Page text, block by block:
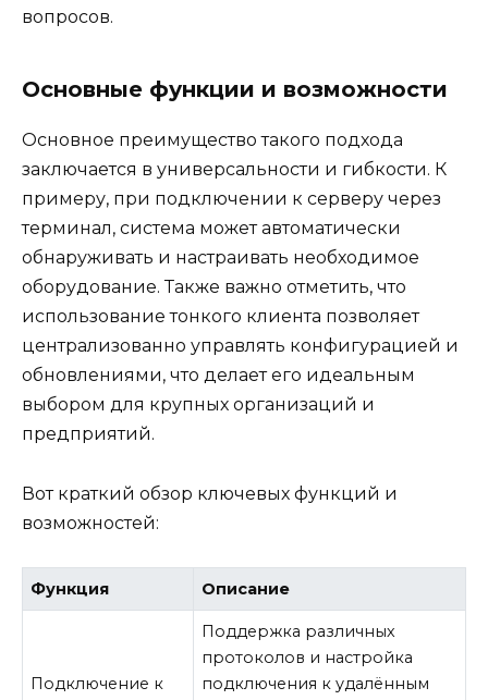
вопросов.
Основные функции и возможности
Основное преимущество такого подхода
заключается в универсальности и гибкости. К
примеру, при подключении к серверу через
терминал, система может автоматически
обнаруживать и настраивать необходимое
оборудование. Также важно отметить, что
использование тонкого клиента позволяет
централизованно управлять конфигурацией и
обновлениями, что делает его идеальным
выбором для крупных организаций и
предприятий.
Вот краткий обзор ключевых функций и
возможностей:
Функция Описание
Подключение к
Поддержка различных
протоколов и настройка
подключения к удалённым